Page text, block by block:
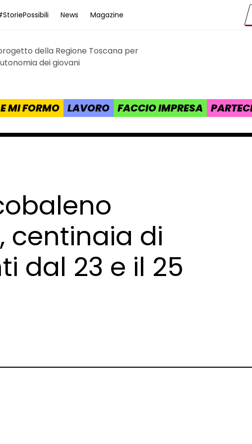
News Magazine
Toscana
della Regione Toscana per
dei giovani
MI FORMO LAVORO FACCIO IMPRESA
centinaia di
dal 23 e il 25